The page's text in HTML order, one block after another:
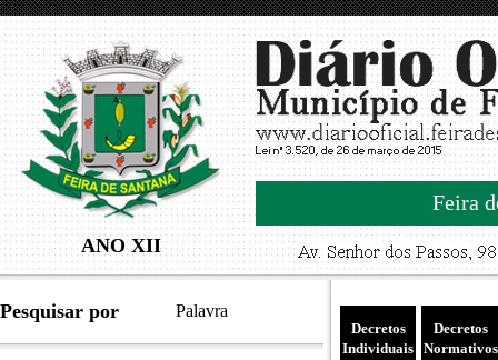
ANO XII
Feira
Pesquisar por Palavra
Decretos
Individuais
Decretos
Normativos